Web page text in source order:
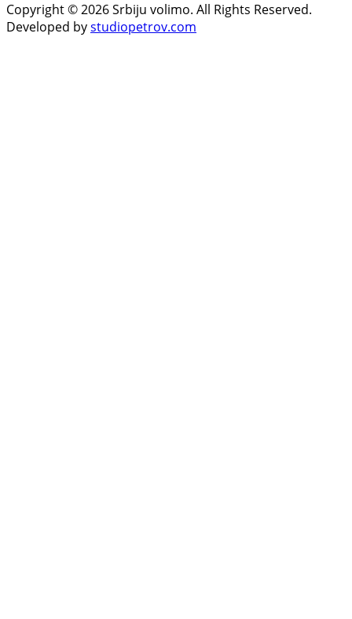
Copyright © 2026 Srbiju volimo. All Rights Reserved.
Developed bystudiopetrov.com